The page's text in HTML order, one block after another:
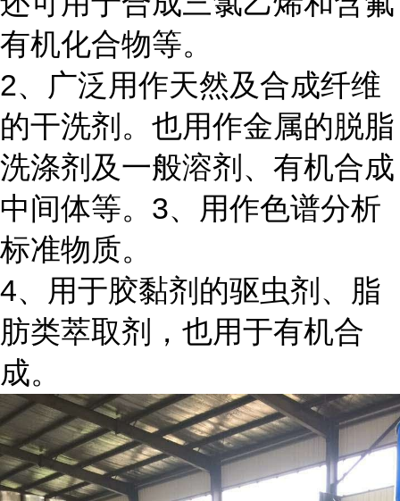
有机化合物等。
2、广泛用作天然及合成纤维
的干洗剂。也用作金属的脱脂
洗涤剂及一般溶剂、有机合成
中间体等。3、用作色谱分析
标准物质。
4、用于胶黏剂的驱虫剂、脂
肪类萃取剂，也用于有机合
成。